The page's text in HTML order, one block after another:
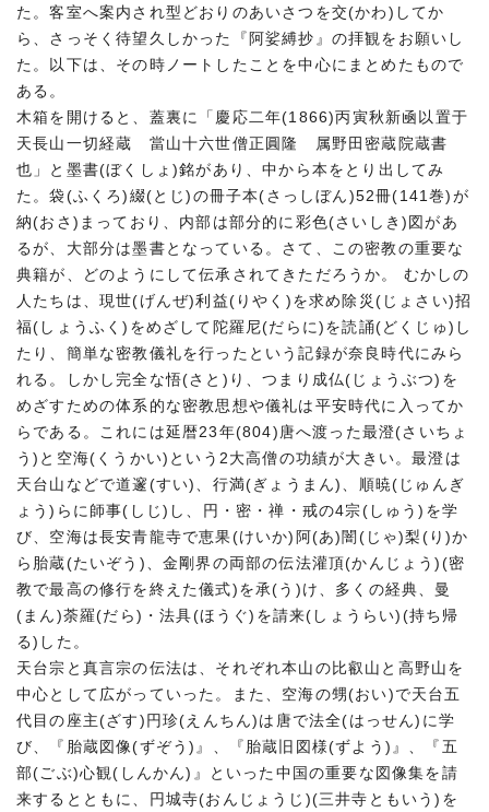
た。客室へ案内され型どおりのあいさつを交(かわ)してか
ら、さっそく待望久しかった『阿娑縛抄』の拝観をお願いし
た。以下は、その時ノートしたことを中心にまとめたもので
ある。
木箱を開けると、蓋裏に「慶応二年(1866)丙寅秋新凾以置于
天長山一切経蔵 當山十六世僧正圓隆 属野田密蔵院蔵書
也」と墨書(ぼくしょ)銘があり、中から本をとり出してみ
た。袋(ふくろ)綴(とじ)の冊子本(さっしぼん)52冊(141巻)が
納(おさ)まっており、内部は部分的に彩色(さいしき)図があ
るが、大部分は墨書となっている。さて、この密教の重要な
典籍が、どのようにして伝承されてきただろうか。 むかしの
人たちは、現世(げんぜ)利益(りやく)を求め除災(じょさい)招
福(しょうふく)をめざして陀羅尼(だらに)を読誦(どくじゅ)し
たり、簡単な密教儀礼を行ったという記録が奈良時代にみら
れる。しかし完全な悟(さと)り、つまり成仏(じょうぶつ)を
めざすための体系的な密教思想や儀礼は平安時代に入ってか
らである。これには延暦23年(804)唐へ渡った最澄(さいちょ
う)と空海(くうかい)という2大高僧の功績が大きい。最澄は
天台山などで道邃(すい)、行満(ぎょうまん)、順暁(じゅんぎ
ょう)らに師事(しじ)し、円・密・禅・戒の4宗(しゅう)を学
び、空海は長安青龍寺で恵果(けいか)阿(あ)闇(じゃ)梨(り)か
ら胎蔵(たいぞう)、金剛界の両部の伝法灌頂(かんじょう)(密
教で最高の修行を終えた儀式)を承(う)け、多くの経典、曼
(まん)荼羅(だら)・法具(ほうぐ)を請来(しょうらい)(持ち帰
る)した。
天台宗と真言宗の伝法は、それぞれ本山の比叡山と高野山を
中心として広がっていった。また、空海の甥(おい)で天台五
代目の座主(ざす)円珍(えんちん)は唐で法全(はっせん)に学
び、『胎蔵図像(ずぞう)』、『胎蔵旧図様(ずよう)』、『五
部(ごぶ)心観(しんかん)』といった中国の重要な図像集を請
来するとともに、円城寺(おんじょうじ)(三井寺ともいう)を